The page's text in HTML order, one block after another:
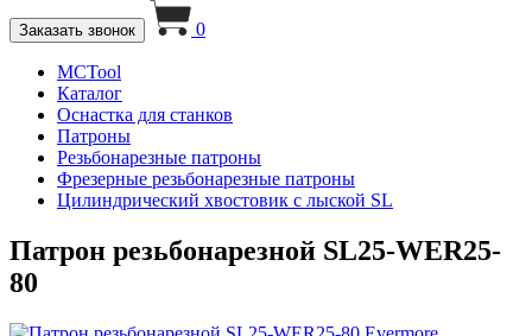
Заказать звонок 0
MCTool
Каталог
Оснастка для станков
Патроны
Резьбонарезные патроны
Фрезерные резьбонарезные патроны
Цилиндрический хвостовик с лыской SL
Патрон резьбонарезной SL25-WER25-
80